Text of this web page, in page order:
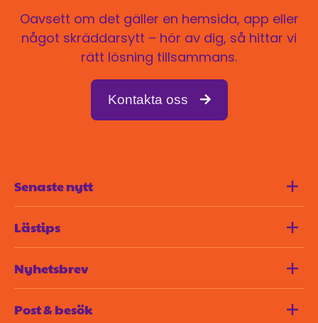
Oavsett om det gäller en hemsida, app eller
något skräddarsytt – hör av dig, så hittar vi
rätt lösning tillsammans.
Kontakta oss
Senaste nytt
Lästips
Blogg
Teknik vi behärskar
Nyhetsbrev
Vi skriver om det senaste inom branschen –
trender, tekniker och mycket mer. Missa inget!
Post & besök